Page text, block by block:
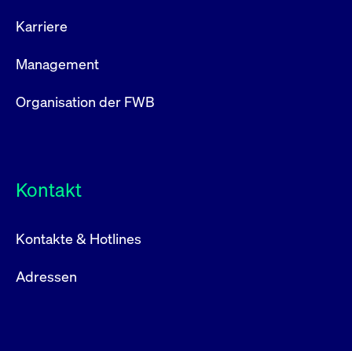
Karriere
Management
Organisation der FWB
Kontakt
Kontakte & Hotlines
Adressen